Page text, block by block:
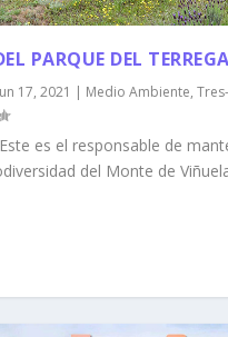
PARQUE DEL
17, 2021 | Medio Ambiente,
es el responsable de
del Monte de